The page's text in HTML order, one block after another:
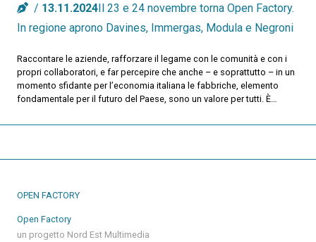
13.11.2024Il 23 e 24 novembre torna Open Factory.
In regione aprono Davines, Immergas, Modula e Negroni
Raccontare le aziende, rafforzare il legame con le comunità e con i
propri collaboratori, e far percepire che anche – e soprattutto – in un
momento sfidante per l’economia italiana le fabbriche, elemento
fondamentale per il futuro del Paese, sono un valore per tutti. È…
OPEN FACTORY
Open Factory
un progetto Nord Est Multimedia